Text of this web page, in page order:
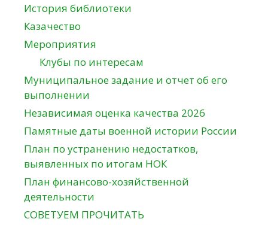
История библиотеки
Казачество
Мероприятия
Клубы по интересам
Муниципальное задание и отчет об его
выполнении
Независимая оценка качества 2026
Памятные даты военной истории России
План по устранению недостатков,
выявленных по итогам НОК
План финансово-хозяйственной
деятельности
СОВЕТУЕМ ПРОЧИТАТЬ